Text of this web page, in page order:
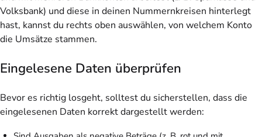
Volksbank) und diese in deinen Nummernkreisen hinterlegt
hast, kannst du rechts oben auswählen, von welchem Konto
die Umsätze stammen.
Eingelesene Daten überprüfen
Bevor es richtig losgeht, solltest du sicherstellen, dass die
eingelesenen Daten korrekt dargestellt werden: